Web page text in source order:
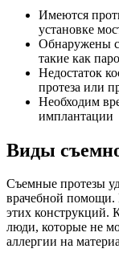
Имеются
установке
Обнаружены
такие как
Недостаток
протеза или
Необходим
имплантации
Виды
Съемные протезы
врачебной помощи.
этих конструкций.
люди, которые не
аллергии на